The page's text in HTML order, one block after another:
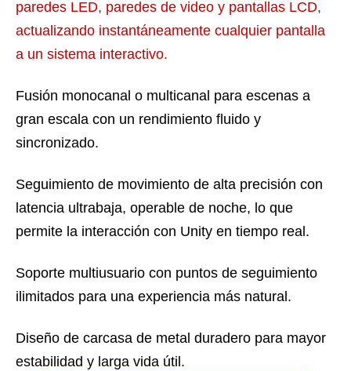
paredes LED, paredes de video y pantallas LCD,
actualizando instantáneamente cualquier pantalla
a un sistema interactivo.
Fusión monocanal o multicanal para escenas a
gran escala con un rendimiento fluido y
sincronizado.
Seguimiento de movimiento de alta precisión con
latencia ultrabaja, operable de noche, lo que
permite la interacción con Unity en tiempo real.
Soporte multiusuario con puntos de seguimiento
ilimitados para una experiencia más natural.
Diseño de carcasa de metal duradero para mayor
estabilidad y larga vida útil.